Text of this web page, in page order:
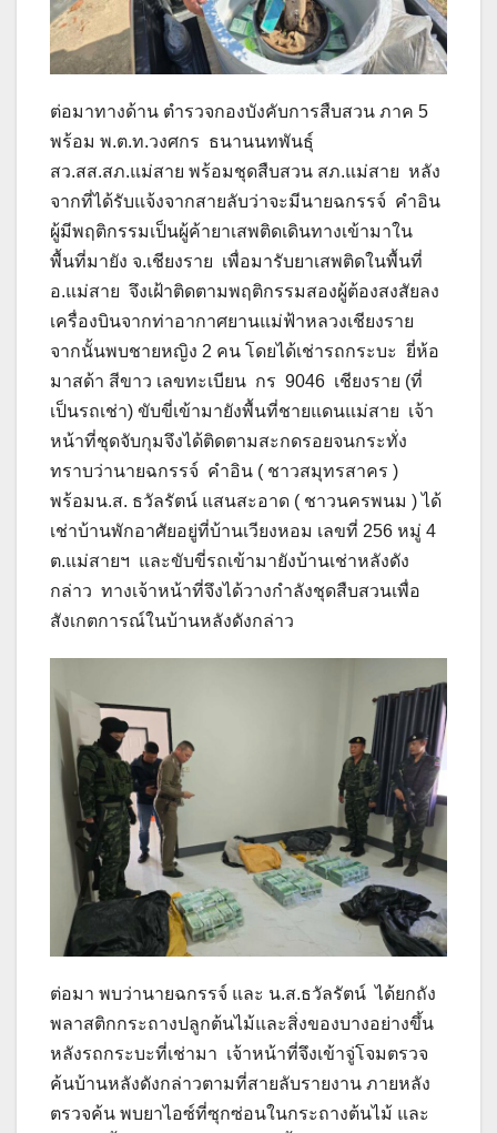
ต่อมาทางด้าน ตำรวจกองบังคับการสืบสวน ภาค 5
พร้อม พ.ต.ท.วงศกร ธนานนทพันธุ์
สว.สส.สภ.แม่สาย พร้อมชุดสืบสวน สภ.แม่สาย หลัง
จากที่ได้รับแจ้งจากสายลับว่าจะมีนายฉกรรจ์ คำอิน
ผู้มีพฤติกรรมเป็นผู้ค้ายาเสพติดเดินทางเข้ามาใน
พื้นที่มายัง จ.เชียงราย เพื่อมารับยาเสพติดในพื้นที่
อ.แม่สาย จึงเฝ้าติดตามพฤติกรรมสองผู้ต้องสงสัยลง
เครื่องบินจากท่าอากาศยานแม่ฟ้าหลวงเชียงราย
จากนั้นพบชายหญิง 2 คน โดยได้เช่ารถกระบะ ยี่ห้อ
มาสด้า สีขาว เลขทะเบียน กร 9046 เชียงราย (ที่
เป็นรถเช่า) ขับขี่เข้ามายังพื้นที่ชายแดนแม่สาย เจ้า
หน้าที่ชุดจับกุมจึงได้ติดตามสะกดรอยจนกระทั่ง
ทราบว่านายฉกรรจ์ คำอิน ( ชาวสมุทรสาคร )
พร้อมน.ส. ธวัลรัตน์ แสนสะอาด ( ชาวนครพนม ) ได้
เช่าบ้านพักอาศัยอยู่ที่บ้านเวียงหอม เลขที่ 256 หมู่ 4
ต.แม่สายฯ และขับขี่รถเข้ามายังบ้านเช่าหลังดัง
กล่าว ทางเจ้าหน้าที่จึงได้วางกำลังชุดสืบสวนเพื่อ
สังเกตการณ์ในบ้านหลังดังกล่าว
ต่อมา พบว่านายฉกรรจ์ และ น.ส.ธวัลรัตน์ ได้ยกถัง
พลาสติกกระถางปลูกต้นไม้และสิ่งของบางอย่างขึ้น
หลังรถกระบะที่เช่ามา เจ้าหน้าที่จึงเข้าจู่โจมตรวจ
ค้นบ้านหลังดังกล่าวตามที่สายลับรายงาน ภายหลัง
ตรวจค้น พบยาไอซ์ที่ซุกซ่อนในกระถางต้นไม้ และ